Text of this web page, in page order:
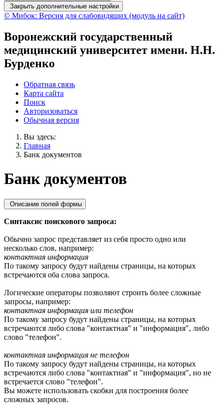
Закрыть дополнительные настройки
© Мибок: Версия для слабовидящих (модуль на сайт)
Воронежский государственный
медицинский университет имени. Н.Н.
Бурденко
Обратная связь
Карта сайта
Поиск
Авторизоваться
Обычная версия
Вы здесь:
Главная
Банк документов
Банк документов
Описание полей формы
Синтаксис поискового запроса:
Обычно запрос представляет из себя просто одно или
несколько слов, например:
контактная информация
По такому запросу будут найдены страницы, на которых
встречаются оба слова запроса.
Логические операторы позволяют строить более сложные
запросы, например:
контактная информация или телефон
По такому запросу будут найдены страницы, на которых
встречаются либо слова "контактная" и "информация", либо
слово "телефон".
контактная информация не телефон
По такому запросу будут найдены страницы, на которых
встречаются либо слова "контактная" и "информация", но не
встречается слово "телефон".
Вы можете использовать скобки для построения более
сложных запросов.